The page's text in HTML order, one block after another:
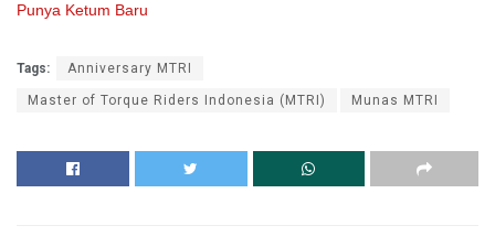
Punya Ketum Baru
Tags: Anniversary MTRI
Master of Torque Riders Indonesia (MTRI) Munas MTRI